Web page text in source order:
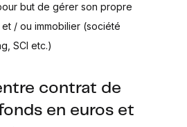
but de gérer son propre
/ ou immobilier (société
SCI etc.)
contrat de
en euros et